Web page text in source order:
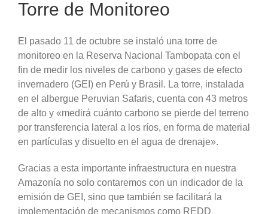
Torre de Monitoreo
El pasado 11 de octubre se instaló una torre de
monitoreo en la Reserva Nacional Tambopata con el
fin de medir los niveles de carbono y gases de efecto
invernadero (GEI) en Perú y Brasil. La torre, instalada
en el albergue Peruvian Safaris, cuenta con 43 metros
de alto y «medirá cuánto carbono se pierde del terreno
por transferencia lateral a los ríos, en forma de material
en partículas y disuelto en el agua de drenaje».
Gracias a esta importante infraestructura en nuestra
Amazonía no solo contaremos con un indicador de la
emisión de GEI, sino que también se facilitará la
implementación de mecanismos como REDD